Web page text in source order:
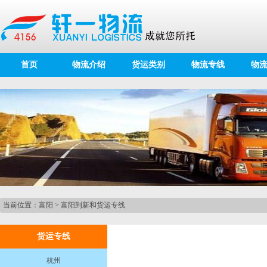
首页 物流介绍 货运类别 物流专线 物
当前位置： 富阳 > 富阳到新和货运专线
货运专线
杭州